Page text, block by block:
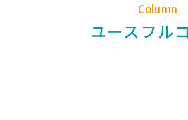
Column
ユースフル